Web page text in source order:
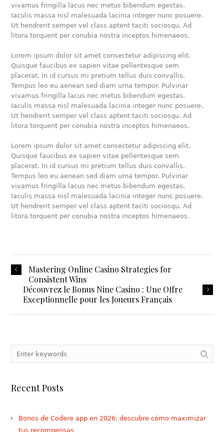
vivamus fringilla lacus nec metus bibendum egestas.
Iaculis massa nisl malesuada lacinia integer nunc posuere.
Ut hendrerit semper vel class aptent taciti sociosqu. Ad
litora torquent per conubia nostra inceptos himenaeos.
Lorem ipsum dolor sit amet consectetur adipiscing elit.
Quisque faucibus ex sapien vitae pellentesque sem
placerat. In id cursus mi pretium tellus duis convallis.
Tempus leo eu aenean sed diam urna tempor. Pulvinar
vivamus fringilla lacus nec metus bibendum egestas.
Iaculis massa nisl malesuada lacinia integer nunc posuere.
Ut hendrerit semper vel class aptent taciti sociosqu. Ad
litora torquent per conubia nostra inceptos himenaeos.
Lorem ipsum dolor sit amet consectetur adipiscing elit.
Quisque faucibus ex sapien vitae pellentesque sem
placerat. In id cursus mi pretium tellus duis convallis.
Tempus leo eu aenean sed diam urna tempor. Pulvinar
vivamus fringilla lacus nec metus bibendum egestas.
Iaculis massa nisl malesuada lacinia integer nunc posuere.
Ut hendrerit semper vel class aptent taciti sociosqu. Ad
litora torquent per conubia nostra inceptos himenaeos.
Mastering Online Casino Strategies for
Consistent Wins
Découvrez le Bonus Nine Casino : Une Offre
Exceptionnelle pour les Joueurs Français
Recent Posts
Bonos de Codere app en 2026: descubre cómo maximizar
tus recompensas